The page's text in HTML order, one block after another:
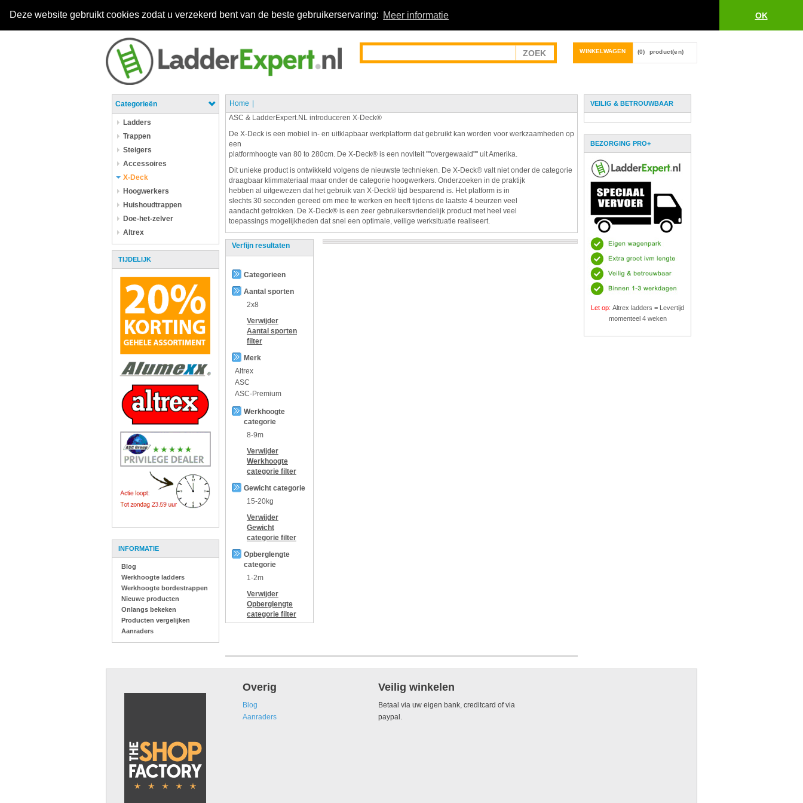
Deze website gebruikt cookies zodat u verzekerd bent van de beste gebruikerservaring: Meer informatie OK
WINKELWAGEN (0) product(en)
Categorieën
Ladders
Trappen
Steigers
Accessoires
X-Deck
Hoogwerkers
Huishoudtrappen
Doe-het-zelver
Altrex
TIJDELIJK
INFORMATIE
Blog
Werkhoogte ladders
Werkhoogte bordestrappen
Nieuwe producten
Onlangs bekeken
Producten vergelijken
Aanraders
Home
ASC & LadderExpert.NL introduceren X-Deck®
De X-Deck is een mobiel in- en uitklapbaar werkplatform dat gebruikt kan worden voor werkzaamheden op
een
platformhoogte van 80 to 280cm. De X-Deck® is een noviteit ""overgewaaid"" uit Amerika.
Dit unieke product is ontwikkeld volgens de nieuwste technieken. De X-Deck® valt niet onder de categorie
draagbaar klimmateriaal maar onder de categorie hoogwerkers. Onderzoeken in de praktijk
hebben al uitgewezen dat het gebruik van X-Deck® tijd besparend is. Het platform is in
slechts 30 seconden gereed om mee te werken en heeft tijdens de laatste 4 beurzen veel
aandacht getrokken. De X-Deck® is een zeer gebruikersvriendelijk product met heel veel
toepassings mogelijkheden dat snel een optimale, veilige werksituatie realiseert.
Verfijn resultaten
Categorieen
Aantal sporten
2x8
Verwijder
Aantal sporten
filter
Merk
Altrex
ASC
ASC-Premium
Werkhoogte
categorie
8-9m
Verwijder
Werkhoogte
categorie filter
Gewicht categorie
15-20kg
Verwijder
Gewicht
categorie filter
Opberglengte
categorie
1-2m
Verwijder
Opberglengte
categorie filter
VEILIG & BETROUWBAAR
BEZORGING PRO+
Let op: Altrex ladders = Levertijd
momenteel 4 weken
Overig
Blog
Aanraders
Veilig winkelen
Betaal via uw eigen bank, creditcard of via
paypal.